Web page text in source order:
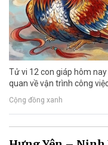
Tử vi 12 con giáp hôm
quan về vận trình công
Cộng đồng xanh